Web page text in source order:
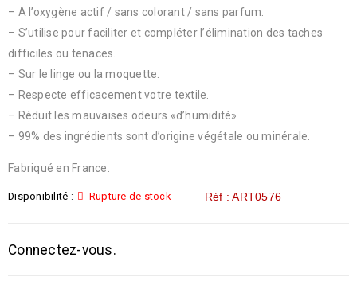
– A l’oxygène actif / sans colorant / sans parfum.
– S’utilise pour faciliter et compléter l’élimination des taches
difficiles ou tenaces.
– Sur le linge ou la moquette.
– Respecte efficacement votre textile.
– Réduit les mauvaises odeurs «d’humidité»
– 99% des ingrédients sont d’origine végétale ou minérale.
Fabriqué en France.
Disponibilité : Rupture de stock Réf : ART0576
Connectez-vous.